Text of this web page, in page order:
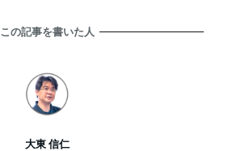
この記事を書いた人
大東 信仁